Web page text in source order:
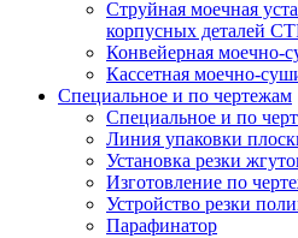
Струйная моечная
корпусных деталей
Конвейерная моечно-
Кассетная моечно-
Специальное и по чертежам
Специальное и по
Линия упаковки
Установка резки
Изготовление по
Устройство резки
Парафинатор